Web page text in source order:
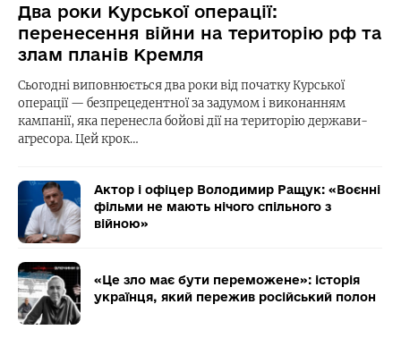
Два роки Курської операції:
перенесення війни на територію рф та
злам планів Кремля
Сьогодні виповнюється два роки від початку Курської
операції — безпрецедентної за задумом і виконанням
кампанії, яка перенесла бойові дії на територію держави-
агресора. Цей крок…
Актор і офіцер Володимир Ращук: «Воєнні
фільми не мають нічого спільного з
війною»
«Це зло має бути переможене»: історія
українця, який пережив російський полон